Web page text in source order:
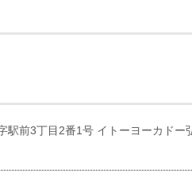
駅前3丁目2番1号 イトーヨーカドー